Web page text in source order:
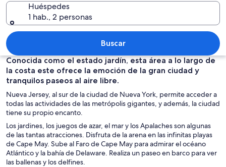
Un horizonte urbano con un
Huéspedes
1 hab., 2 personas
Buscar
Conocida como el estado jardín, esta área a lo largo de
la costa este ofrece la emoción de la gran ciudad y
tranquilos paseos al aire libre.
Nueva Jersey, al sur de la ciudad de Nueva York, permite acceder a
todas las actividades de las metrópolis gigantes, y además, la ciudad
tiene su propio encanto.
Los jardines, los juegos de azar, el mar y los Apalaches son algunas
de las tantas atracciones. Disfruta de la arena en las infinitas playas
de Cape May. Sube al Faro de Cape May para admirar el océano
Atlántico y la bahía de Delaware. Realiza un paseo en barco para ver
las ballenas y los delfines.